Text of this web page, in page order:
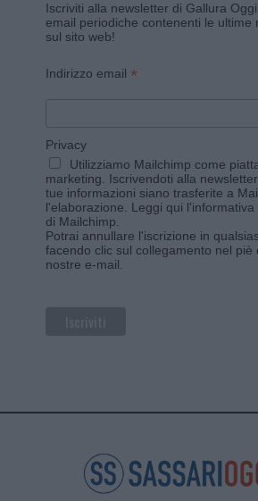
Iscriviti alla newsletter di Gallura
email periodiche contenenti le ultime
sul sito web!
Indirizzo email *
Privacy
Utilizziamo Mailchimp come
marketing. Iscrivendoti alla
tue informazioni siano trasferite a
l'elaborazione. Leggi qui
di Mailchimp
Potrai annullare l'iscrizione in
facendo clic sul collegamento nel piè
nostre e-mail.